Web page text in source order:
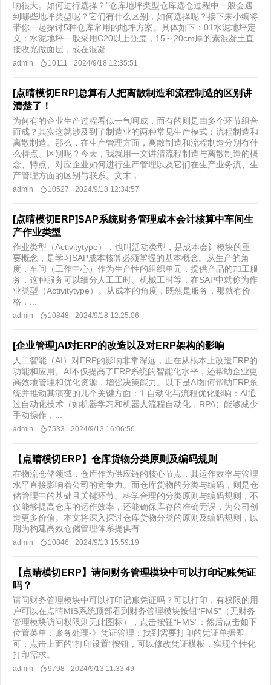
响很大。如何进行选择？”仓库地坪类型仓库选仓过程中一般会遇
到哪些地坪类型呢？它们有什么区别，如何选择呢？接下来小编将
带你一起探讨5种仓库常用的地坪方案。具体如下：01水泥地坪定
义：水泥地坪一般采用C20以上强度，15～20cm厚的素混凝土直
接收光做面层，或在混凝...
admin 10111 2024/9/18 12:35:51
[点晴模切ERP]总算有人把离散制造和流程制造的区别讲
清楚了！
为何有的企业生产过程看似一气呵成，而有的则是由多个环节组合
而成？其实这就涉及到了制造业的两种常见生产模式：流程制造和
离散制造。那么，在生产管理方面，离散制造和流程制造分别有什
么特点、区别呢？今天，我就用一文讲清流程制造与离散制造的概
念、特点、对应企业如何进行生产管理以及它们在生产业务流、生
产管理方面的区别与联系。文末，...
admin 10527 2024/9/18 12:34:57
[点晴模切ERP]SAP系统财务管理成本会计核算中车间生
产作业类型
作业类型（Activitytype），也叫活动类型，是成本会计模块的重
要概念，是学习SAP成本核算必须掌握的基本概念。从生产的角
度，车间（工作中心）作为生产性的组织单元，提供产品的加工服
务，这种服务可以细分人工工时、机械工时等，在SAP中就称为作
业类型（Activitytype）。从成本的角度，既然是服务，那就有价
格，...
admin 10848 2024/9/18 12:25:06
[企业管理]AI对ERP的改造以及对ERP架构的影响
人工智能（AI）对ERP的影响非常深远，正在从根本上改造ERP的
功能和应用。AI不仅提高了ERP系统的智能化水平，还帮助企业更
高效地管理和优化资源，增强决策能力。以下是AI如何帮助ERP系
统并推动其演变的几个关键方面：1.自动化与流程优化影响：AI通
过自动化技术（如机器学习和机器人流程自动化，RPA）能够减少
手动操作，...
admin 7533 2024/9/13 16:06:56
【点晴模切ERP】仓库货物分类原则及编码规则
在物流仓储领域，仓库作为供应链的核心节点，其运作效率与管理
水平直接影响着公司的竞争力。而仓库货物的分类与编码，则是仓
储管理中的基础且关键环节。科学合理的分类原则与编码规则，不
仅能够提高仓库的运作效率，还能确保库存的准确无误，为公司创
造更多价值。本文将深入探讨仓库货物分类的原则及编码规则，以
期为构建高效仓储管理体系提供有...
admin 10846 2024/9/13 15:59:19
【点晴模切ERP】请问财务管理模块中可以打印记账凭证
吗？
请问财务管理模块中可以打印记账凭证吗？可以打印，有权限的用
户可以在点晴MIS系统顶部看到财务管理模块按钮“FMS”（无财务
管理模块访问权限则无此图标），点击按钮“FMS”：然后点击如下
位置菜单：账务处理-》凭证管理：找到需要打印的凭证单据即
可：点击上面的“打印设置”按钮，可以修改凭证模板，实现个性化
打印需求。
admin 9798 2024/9/13 11:33:49